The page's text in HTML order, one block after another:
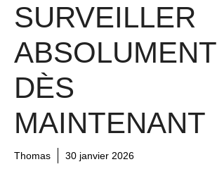
SURVEILLER
ABSOLUMENT
DÈS
MAINTENANT
Thomas 30 janvier 2026